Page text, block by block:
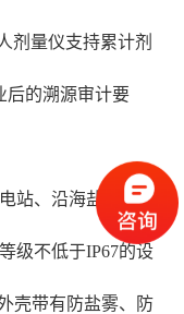
剂量仪支持累计剂
后的溯源审计要
站、沿海盐雾环境
级不低于IP67的设
壳带有防盐雾、防